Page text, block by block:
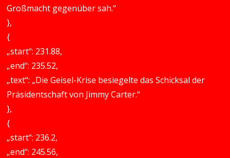
Großmacht gegenüber sah.“
},
{
„start“: 231.88,
„end“: 235.52,
„text“: „Die Geisel-Krise besiegelte das Schicksal der
Präsidentschaft von Jimmy Carter.“
},
{
„start“: 236.2,
„end“: 245.56,